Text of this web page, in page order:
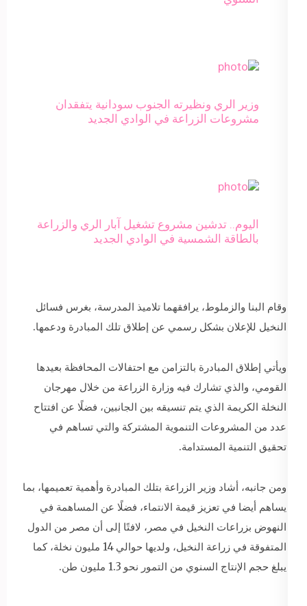
وزير الري ونظيرته الجنوب سودانية يتفقدان
مشروعات الزراعة في الوادي الجديد
اليوم.. تدشين مشروع تشغيل آبار الري والزراعة
بالطاقة الشمسية في الوادي الجديد
وقام البنا والزملوط، يرافقهما تلاميذ المدرسة، بغرس فسائل
النخيل للإعلان بشكل رسمي عن إطلاق تلك المبادرة ودعمها.
ويأتي إطلاق المبادرة بالتزامن مع احتفالات المحافظة بعيدها
القومي، والذي تشارك فيه وزارة الزراعة من خلال مهرجان
النخلة الكريمة الذي يتم تنسيقه بين الجانبين، فضلًا عن افتتاح
عدد من المشروعات التنموية المشتركة والتي تساهم في
تحقيق التنمية المستدامة.
ومن جانبه، أشاد وزير الزراعة بتلك المبادرة وأهمية تعميمها، بما
يساهم أيضا في تعزيز قيمة الانتماء، فضلًا عن المساهمة في
النهوض بزراعات النخيل في مصر، لافتًا إلى أن مصر من الدول
المتفوقة في زراعة النخيل، ولديها حوالي 14 مليون نخلة، كما
يبلغ حجم الإنتاج السنوي من التمور نحو 1.3 مليون طن.